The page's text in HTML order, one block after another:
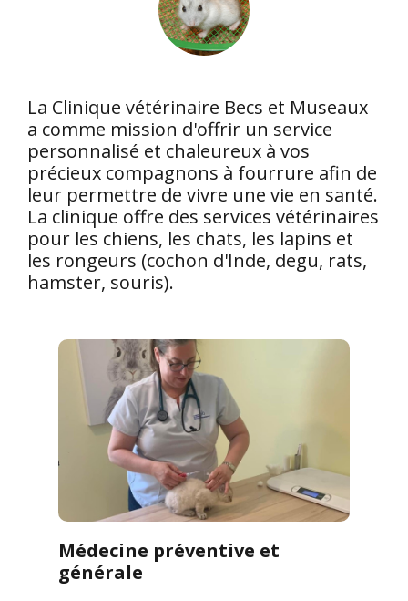
La Clinique vétérinaire Becs et Museaux
a comme mission d'offrir un service
personnalisé et chaleureux à vos
précieux compagnons à fourrure afin de
leur permettre de vivre une vie en santé.
La clinique offre des services vétérinaires
pour les chiens, les chats, les lapins et
les rongeurs (cochon d'Inde, degu, rats,
hamster, souris).
Médecine préventive et
générale